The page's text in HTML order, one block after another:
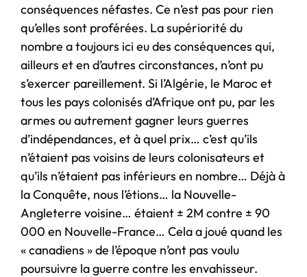
conséquences néfastes. Ce n’est pas pour rien
qu’elles sont proférées. La supériorité du
nombre a toujours ici eu des conséquences qui,
ailleurs et en d’autres circonstances, n’ont pu
s’exercer pareillement. Si l’Algérie, le Maroc et
tous les pays colonisés d’Afrique ont pu, par les
armes ou autrement gagner leurs guerres
d’indépendances, et à quel prix… c’est qu’ils
n’étaient pas voisins de leurs colonisateurs et
qu’ils n’étaient pas inférieurs en nombre… Déjà à
la Conquête, nous l’étions… la Nouvelle-
Angleterre voisine… étaient ± 2M contre ± 90
000 en Nouvelle-France… Cela a joué quand les
« canadiens » de l’époque n’ont pas voulu
poursuivre la guerre contre les envahisseur.